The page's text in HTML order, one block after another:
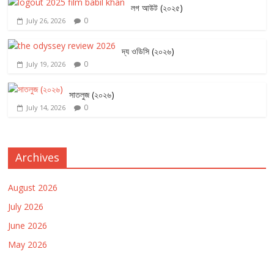
লগ আউট (২০২৫)
July 26, 2026 0
দ্য ওডিসি (২০২৬)
July 19, 2026 0
সাতলুজ (২০২৬)
July 14, 2026 0
Archives
August 2026
July 2026
June 2026
May 2026